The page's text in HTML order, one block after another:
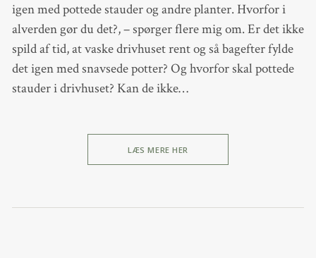
igen med pottede stauder og andre planter. Hvorfor i
alverden gør du det?, – spørger flere mig om. Er det ikke
spild af tid, at vaske drivhuset rent og så bagefter fylde
det igen med snavsede potter? Og hvorfor skal pottede
stauder i drivhuset? Kan de ikke…
LÆS MERE HER